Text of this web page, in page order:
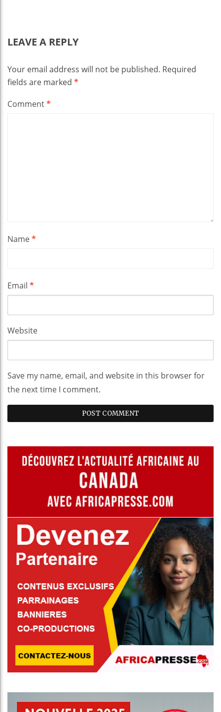
LEAVE A REPLY
Your email address will not be published. Required
fields are marked *
Comment*
Name*
Email *
Website
Save my name, email, and website in this browser for
the next time I comment.